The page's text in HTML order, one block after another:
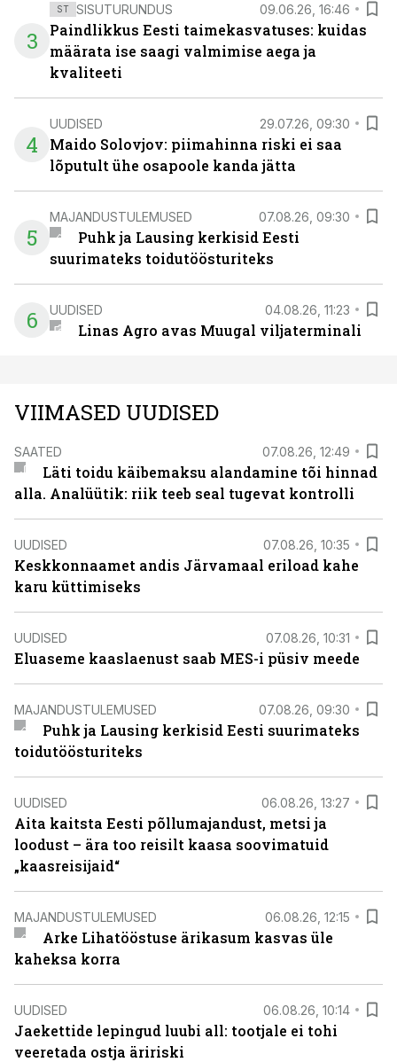
3
ST SISUTURUNDUS 09.06.26, 16:46
Paindlikkus Eesti taimekasvatuses: kuidas
määrata ise saagi valmimise aega ja
kvaliteeti
4
UUDISED 29.07.26, 09:30
Maido Solovjov: piimahinna riski ei saa
lõputult ühe osapoole kanda jätta
5
MAJANDUSTULEMUSED 07.08.26, 09:30
Puhk ja Lausing kerkisid Eesti
suurimateks toidutöösturiteks
6 UUDISED 04.08.26, 11:23
Linas Agro avas Muugal viljaterminali
VIIMASED UUDISED
SAATED 07.08.26, 12:49
Läti toidu käibemaksu alandamine tõi hinnad
alla. Analüütik: riik teeb seal tugevat kontrolli
UUDISED 07.08.26, 10:35
Keskkonnaamet andis Järvamaal eriload kahe
karu küttimiseks
UUDISED 07.08.26, 10:31
Eluaseme kaaslaenust saab MES-i püsiv meede
MAJANDUSTULEMUSED 07.08.26, 09:30
Puhk ja Lausing kerkisid Eesti suurimateks
toidutöösturiteks
UUDISED 06.08.26, 13:27
Aita kaitsta Eesti põllumajandust, metsi ja
loodust – ära too reisilt kaasa soovimatuid
„kaasreisijaid“
MAJANDUSTULEMUSED 06.08.26, 12:15
Arke Lihatööstuse ärikasum kasvas üle
kaheksa korra
UUDISED 06.08.26, 10:14
Jaekettide lepingud luubi all: tootjale ei tohi
veeretada ostja äririski